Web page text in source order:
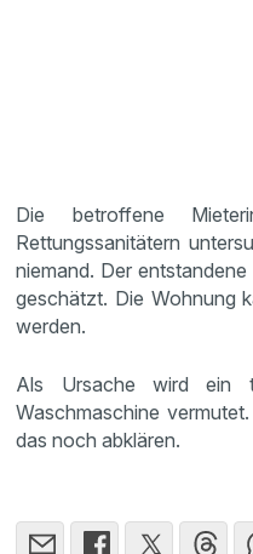
Die betroffene
Rettungssanitätern
niemand. Der
geschätzt. Die Wohnung
werden.
Als Ursache wird ein
Waschmaschine
das noch abklären.